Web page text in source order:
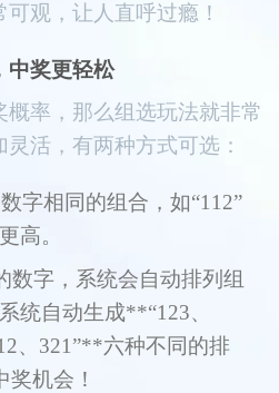
观，让人直呼过瘾！
中奖更轻松
率，那么组选玩法就非常
活，有两种方式可选：
字相同的组合，如“112”
高。
数字，系统会自动排列组
统自动生成**“123、
、321”**六种不同的排
机会！